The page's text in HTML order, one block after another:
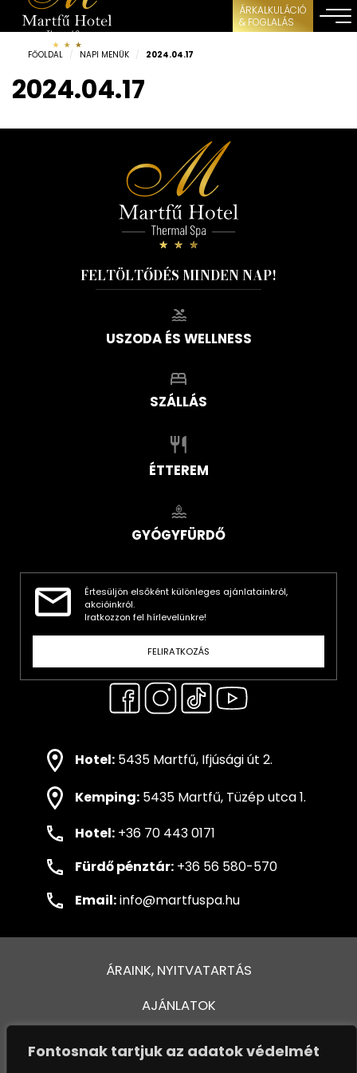
Fontosnak tartjuk az adatok védelmét
ÁRKALKULÁCIÓ
& FOGLALÁS
FŐOLDAL / NAPI MENÜK / 2024.04.17
2024.04.17
FELTÖLTŐDÉS MINDEN NAP!
USZODA ÉS WELLNESS
SZÁLLÁS
ÉTTEREM
GYÓGYFÜRDŐ
Értesüljön elsőként különleges ajánlatainkról,
akcióinkról.
Iratkozzon fel hírlevelünkre!
FELIRATKOZÁS
Hotel: 5435 Martfű, Ifjúsági út 2.
Kemping: 5435 Martfű, Tüzép utca 1.
Hotel: +36 70 443 0171
Fürdő pénztár: +36 56 580-570
Email:info@martfuspa.hu
ÁRAINK, NYITVATARTÁS
AJÁNLATOK